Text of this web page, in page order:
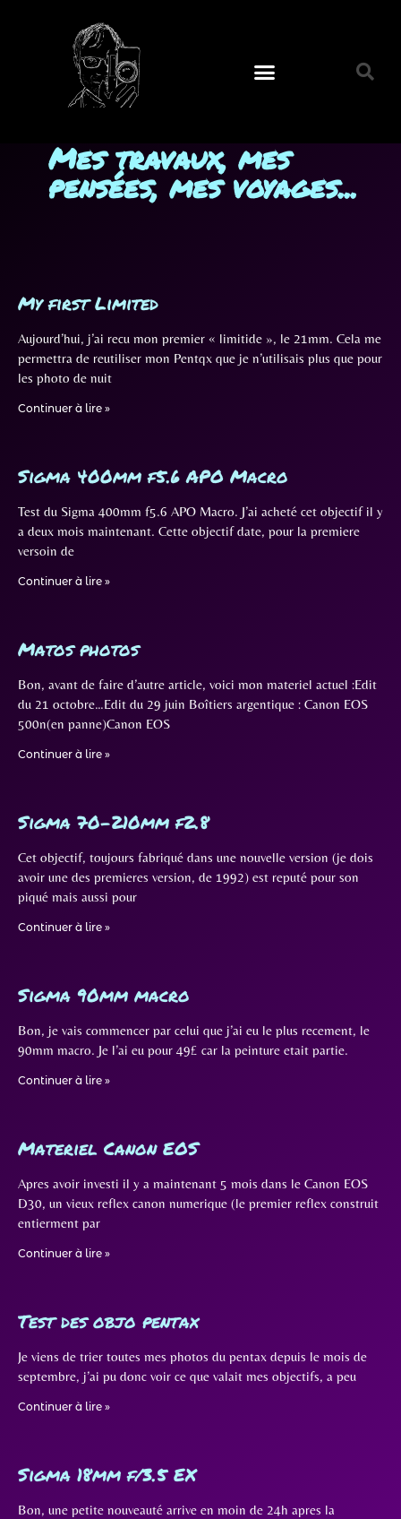
Mes travaux, mes
pensées, mes voyages...
My first Limited
Aujourd’hui, j’ai recu mon premier « limitide », le 21mm. Cela me
permettra de reutiliser mon Pentqx que je n’utilisais plus que pour
les photo de nuit
Continuer à lire »
Sigma 400mm f5.6 APO Macro
Test du Sigma 400mm f5.6 APO Macro. J’ai acheté cet objectif il y
a deux mois maintenant. Cette objectif date, pour la premiere
versoin de
Continuer à lire »
Matos photos
Bon, avant de faire d’autre article, voici mon materiel actuel :Edit
du 21 octobre…Edit du 29 juin Boîtiers argentique : Canon EOS
500n(en panne)Canon EOS
Continuer à lire »
Sigma 70-210mm f2.8
Cet objectif, toujours fabriqué dans une nouvelle version (je dois
avoir une des premieres version, de 1992) est reputé pour son
piqué mais aussi pour
Continuer à lire »
Sigma 90mm macro
Bon, je vais commencer par celui que j’ai eu le plus recement, le
90mm macro. Je l’ai eu pour 49£ car la peinture etait partie.
Continuer à lire »
Materiel Canon EOS
Apres avoir investi il y a maintenant 5 mois dans le Canon EOS
D30, un vieux reflex canon numerique (le premier reflex construit
entierment par
Continuer à lire »
Test des objo pentax
Je viens de trier toutes mes photos du pentax depuis le mois de
septembre, j’ai pu donc voir ce que valait mes objectifs, a peu
Continuer à lire »
Sigma 18mm f/3.5 EX
Bon, une petite nouveauté arrive en moin de 24h apres la